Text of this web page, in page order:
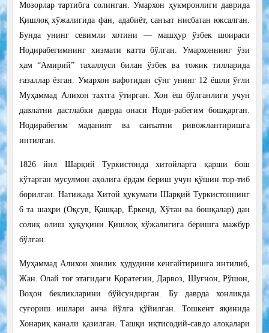
Мозорлар тартибга солинган. Умархон ҳукмронлиги даврида
Қишлоқ хўжалигида фан, адабиёт, санъат нисбатан юксалган.
Бунда унинг севимли хотини — машҳур ўзбек шоираси
Нодирабегимнинг хизмати катта бўлган. Умархоннинг ўзи
ҳам “Амирий” тахаллуси билан ўзбек ва тожик тилларида
ғазаллар ёзган. Умархон вафотидан сўнг унинг 12 ёшли ўғли
Муҳаммад Алихон тахтга ўтирган. Хон ёш бўлганлиги учун
давлатни дастлабки даврда онаси Ноди-рабегим бошқарган.
Нодирабегим маданият ва санъатни ривожлантиришга
интилган.
1826 йил Шарқий Туркистонда хитойларга қарши бош
кўтарган мусулмон аҳолига ёрдам бериш учун қўшин тор-тиб
борилган. Натижада Хитой ҳукумати Шарқий Туркистоннинг
6 та шаҳри (Оқсув, Қашқар, Ёркенд, Хўтан ва бошқалар) дан
солиқ олиш ҳуқуқини Қишлоқ хўжалигига беришга мажбур
бўлган.
Муҳаммад Алихон хонлик ҳудудини кенгайтиришга интилиб,
Жан. Олай тоғ этагидаги Қоратегин, Дарвоз, Шуғнон, Рўшон,
Воҳон бекликларини бўйсундирган. Бу даврда хонликда
суғориш ишлари анча йўлга қўйилган. Тошкент яқинида
Хонариқ канали қазилган. Ташқи иқтисодий-савдо алоқалари